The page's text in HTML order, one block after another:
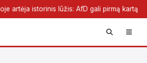
lūžis: AfD gali pirmą kartą perimti